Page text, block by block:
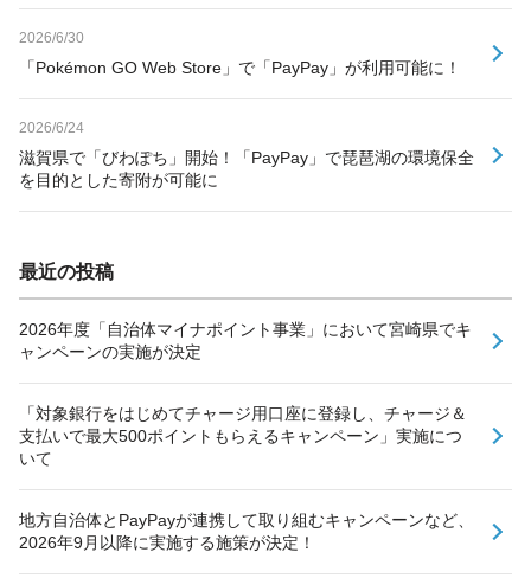
2026/6/30
「Pokémon GO Web Store」で「PayPay」が利用可能に！
2026/6/24
滋賀県で「びわぽち」開始！「PayPay」で琵琶湖の環境保全
を目的とした寄附が可能に
最近の投稿
2026年度「自治体マイナポイント事業」において宮崎県でキ
ャンペーンの実施が決定
「対象銀行をはじめてチャージ用口座に登録し、チャージ＆
支払いで最大500ポイントもらえるキャンペーン」実施につ
いて
地方自治体とPayPayが連携して取り組むキャンペーンなど、
2026年9月以降に実施する施策が決定！